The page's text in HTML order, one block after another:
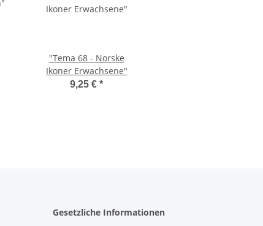
"Tema 68 - Norske
Ikoner Erwachsene"
9,25 € *
Gesetzliche Informationen